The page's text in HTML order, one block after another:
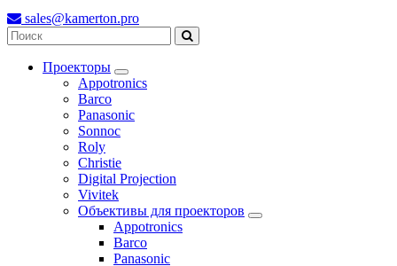
sales@kamerton.pro
Проекторы
Appotronics
Barco
Panasonic
Sonnoc
Roly
Christie
Digital Projection
Vivitek
Объективы для проекторов
Appotronics
Barco
Panasonic